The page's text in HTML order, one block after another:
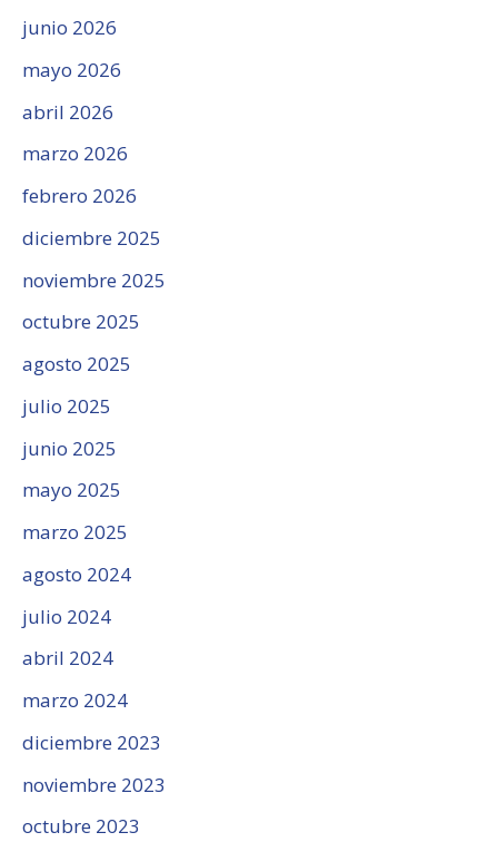
junio 2026
mayo 2026
abril 2026
marzo 2026
febrero 2026
diciembre 2025
noviembre 2025
octubre 2025
agosto 2025
julio 2025
junio 2025
mayo 2025
marzo 2025
agosto 2024
julio 2024
abril 2024
marzo 2024
diciembre 2023
noviembre 2023
octubre 2023